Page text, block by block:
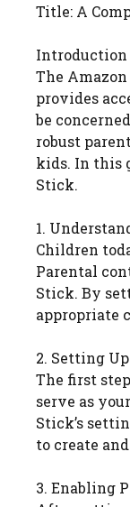
Title: A
Introduction
The
provides
be
robust
kids. In this
Stick.
1.
Children
Parental
Stick. By
appropriate
2. Setting
The first
serve as
Stick’s
to create
3. Enabling